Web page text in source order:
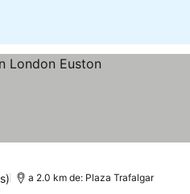
a 2.0 km de: Plaza Trafalgar